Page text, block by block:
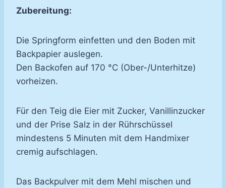
Zubereitung:
Die Springform einfetten und den Boden mit
Backpapier auslegen.
Den Backofen auf 170 °C (Ober-/Unterhitze)
vorheizen.
Für den Teig die Eier mit Zucker, Vanillinzucker
und der Prise Salz in der Rührschüssel
mindestens 5 Minuten mit dem Handmixer
cremig aufschlagen.
Das Backpulver mit dem Mehl mischen und